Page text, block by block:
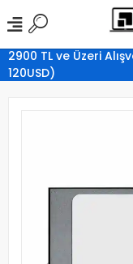
2900 TL ve Üzeri
120USD)